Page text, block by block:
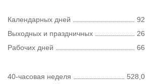
Календарных дней
92
Выходных и праздничных
26
Рабочих дней
66
40-часовая неделя 528,0